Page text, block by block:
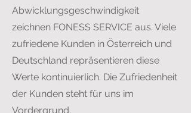
Abwicklungsgeschwindigkeit
zeichnen FONESS SERVICE aus. Viele
zufriedene Kunden in Österreich und
Deutschland repräsentieren diese
Werte kontinuierlich. Die Zufriedenheit
der Kunden steht für uns im
Vordergrund.